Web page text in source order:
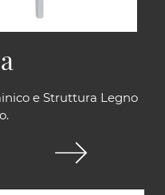
e Struttura Legno